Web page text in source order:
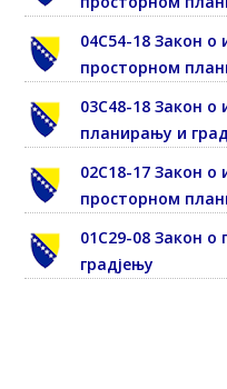
04С54-18 Закон
просторном
03С48-18 Закон
планирању и
02С18-17 Закон
просторном
01С29-08 Закон
градјењу